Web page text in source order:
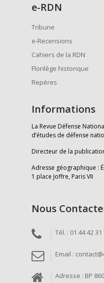
e-RDN
Tribune
e-Recensions
Cahiers de la RDN
Florilège historique
Repères
Informations
La Revue Défense
d’études de défense
Directeur de la
Adresse géographique :
1 place Joffre, Paris VII
Nous
Tél. : 01 44 42 31
Email :
Adresse : BP